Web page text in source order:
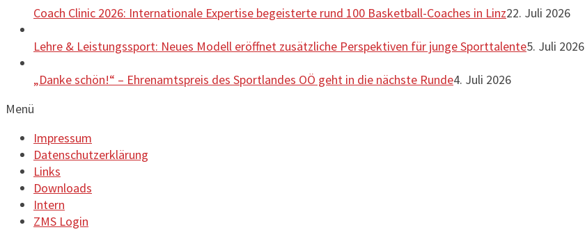
Coach Clinic 2026: Internationale Expertise begeisterte rund 100 Basketball-Coaches in Linz22. Juli 2026
Lehre & Leistungssport: Neues Modell eröffnet zusätzliche Perspektiven für junge Sporttalente5. Juli 2026
„Danke schön!“ – Ehrenamtspreis des Sportlandes OÖ geht in die nächste Runde4. Juli 2026
Menü
Impressum
Datenschutzerklärung
Links
Downloads
Intern
ZMS Login